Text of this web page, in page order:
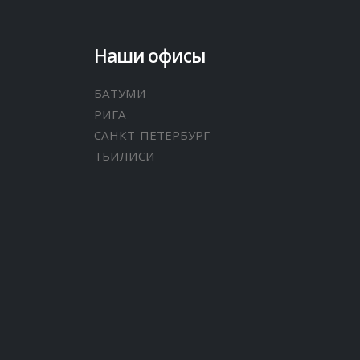
Наши офисы
БАТУМИ
РИГА
САНКТ-ПЕТЕРБУРГ
ТБИЛИСИ